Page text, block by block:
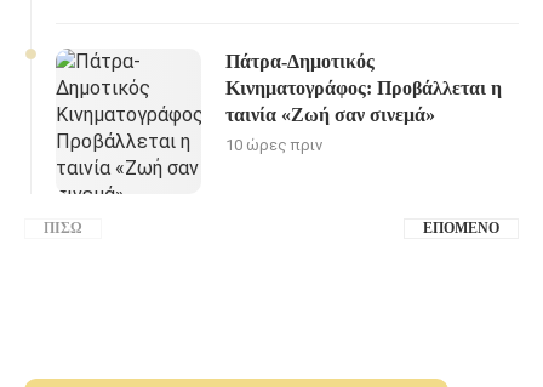
Πάτρα-Δημοτικός
Κινηματογράφος: Προβάλλεται η
ταινία «Ζωή σαν σινεμά»
10 ώρες πριν
ΠΊΣΩ ΕΠΌΜΕΝΟ